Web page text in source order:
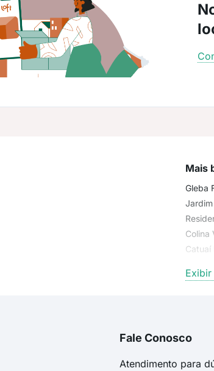
Mais
Gleba
Colina
Catuaí
Exibir
Fale Conosco
Atendimento para